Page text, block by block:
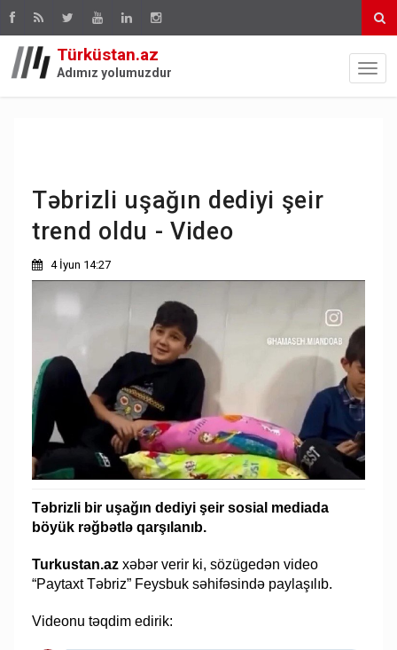
Türküstan.az
Adımız yolumuzdur
Təbrizli uşağın dediyi şeir
trend oldu - Video
4 İyun 14:27
Təbrizli bir uşağın dediyi şeir sosial mediada
böyük rəğbətlə qarşılanıb.
Turkustan.azxəbər verir ki, sözügedən video
“Paytaxt Təbriz” Feysbuk səhifəsində paylaşılıb.
Videonu təqdim edirik: